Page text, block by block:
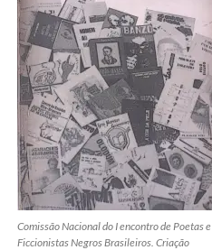
Comissão Nacional do I encontro de Poetas e
Ficcionistas Negros Brasileiros. Criação